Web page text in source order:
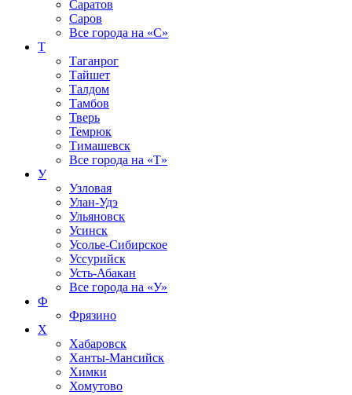
Саратов
Саров
Все города на «С»
Т
Таганрог
Тайшет
Талдом
Тамбов
Тверь
Темрюк
Тимашевск
Все города на «Т»
У
Узловая
Улан-Удэ
Ульяновск
Усинск
Усолье-Сибирское
Уссурийск
Усть-Абакан
Все города на «У»
Ф
Фрязино
Х
Хабаровск
Ханты-Мансийск
Химки
Хомутово